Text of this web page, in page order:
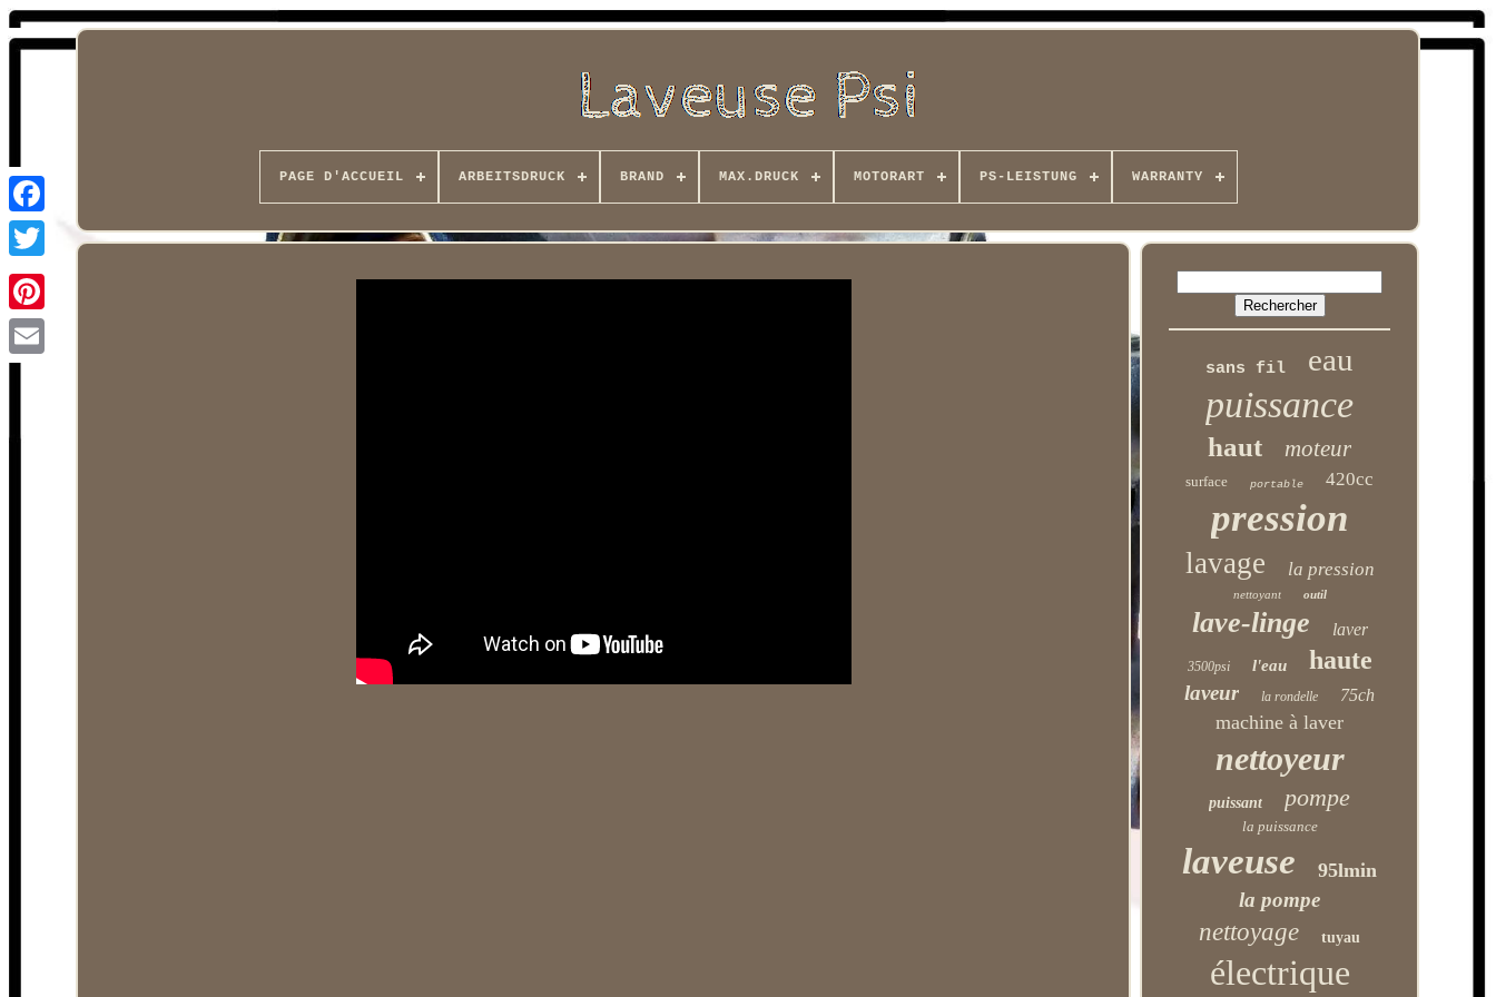
Facebook
PAGE D'ACCUEIL ARBEITSDRUCK BRAND MAX.DRUCK MOTORART PS-LEISTUNG WARRANTY
sans fil eau
puissance
haut moteur
surface portable 420cc
pression
lavage la pression
nettoyant outil
lave-linge laver
3500psi l'eau haute
laveur la rondelle 75ch
machine à laver
nettoyeur
puissant pompe
la puissance
laveuse 95lmin
la pompe
nettoyage tuyau
électrique